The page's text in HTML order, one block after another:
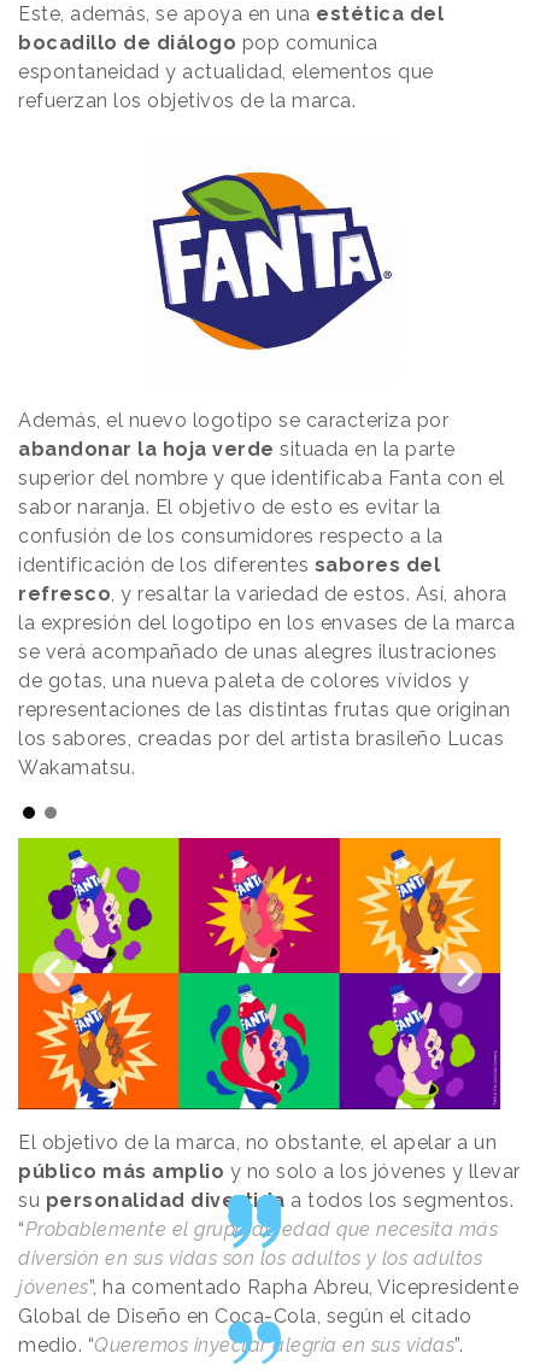
Este, además, se apoya en una estética del
bocadillo de diálogo pop comunica
espontaneidad y actualidad, elementos que
refuerzan los objetivos de la marca.
Además, el nuevo logotipo se caracteriza por
abandonar la hoja verde situada en la parte
superior del nombre y que identificaba Fanta con el
sabor naranja. El objetivo de esto es evitar la
confusión de los consumidores respecto a la
identificación de los diferentes sabores del
refresco , y resaltar la variedad de estos. Así, ahora
la expresión del logotipo en los envases de la marca
se verá acompañado de unas alegres ilustraciones
de gotas, una nueva paleta de colores vívidos y
representaciones de las distintas frutas que originan
los sabores, creadas por del artista brasileño Lucas
Wakamatsu.
El objetivo de la marca, no obstante, el apelar a un
público más amplio y no solo a los jóvenes y llevar
su personalidad divertida a todos los segmentos.
“Probablemente el grupo de edad que necesita más
diversión en sus vidas son los adultos y los adultos
jóvenes”, ha comentado Rapha Abreu, Vicepresidente
Global de Diseño en Coca-Cola, según el citado
medio. “Queremos inyectar alegría en sus vidas”.